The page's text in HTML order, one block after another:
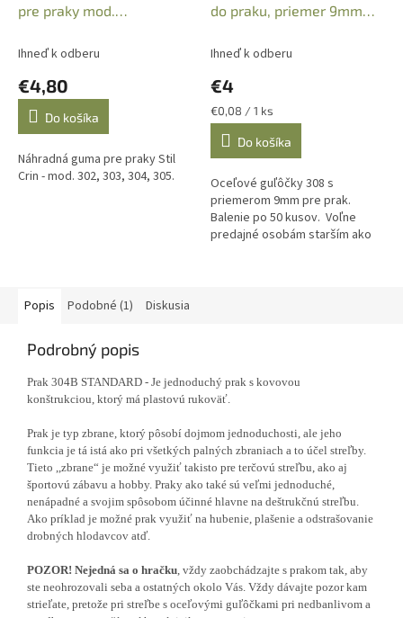
pre praky mod.
306
Ihneď k odberu
€4,80
Do košíka
Náhradná guma pre praky Stil
Crin - mod. 302, 303, 304, 305.
do praku, priemer 9mm
Ihneď k odberu
€4
Jednotková
cena:
€0,08 / 1 ks
Do košíka
Oceľové guľôčky 308 s
priemerom 9mm pre prak.
Balenie po 50 kusov. Voľne
predajné osobám starším ako
Popis
Podobné (1) Diskusia
Podrobný popis
Prak 304B STANDARD - Je jednoduchý prak s kovovou
konštrukciou, ktorý má plastovú rukoväť.
Prak je typ zbrane, ktorý pôsobí dojmom jednoduchosti, ale jeho
funkcia je tá istá ako pri všetkých palných zbraniach a to účel streľby.
Tieto ,,zbrane“ je možné využiť takisto pre terčovú streľbu, ako aj
športovú zábavu a hobby. Praky ako také sú veľmi jednoduché,
nenápadné a svojim spôsobom účinné hlavne na deštrukčnú streľbu.
Ako príklad je možné prak využiť na hubenie, plašenie a odstrašovanie
drobných hlodavcov atď.
POZOR! Nejedná sa o hračku , vždy zaobchádzajte s prakom tak, aby
ste neohrozovali seba a ostatných okolo Vás. Vždy dávajte pozor kam
strieľate, pretože pri streľbe s oceľovými guľôčkami pri nedbanlivom a